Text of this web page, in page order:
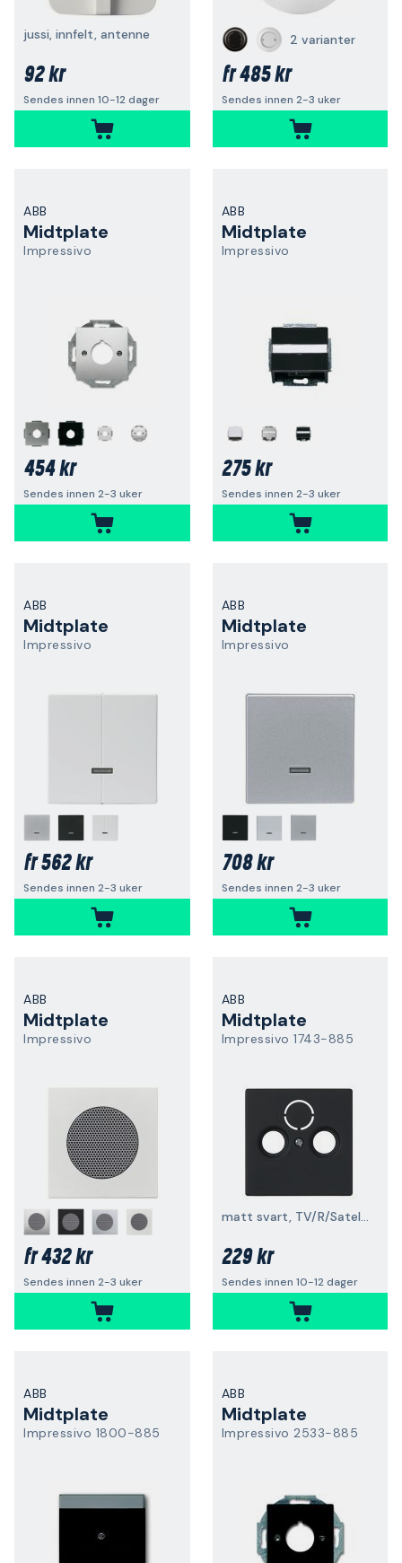
jussi, innfelt, antenne
92 kr
Sendes innen 10-12 dager
2 varianter
fr485 kr
Sendes innen 2-3 uker
ABB
Midtplate
Impressivo
454 kr
Sendes innen 2-3 uker
ABB
Midtplate
Impressivo
275 kr
Sendes innen 2-3 uker
ABB
Midtplate
Impressivo
fr562 kr
Sendes innen 2-3 uker
ABB
Midtplate
Impressivo
708 kr
Sendes innen 2-3 uker
ABB
Midtplate
Impressivo
fr432 kr
Sendes innen 2-3 uker
ABB
Midtplate
Impressivo 1743-885
matt svart, TV/R/Satelitt
229 kr
Sendes innen 10-12 dager
ABB
Midtplate
Impressivo 1800-885
ABB
Midtplate
Impressivo 2533-885